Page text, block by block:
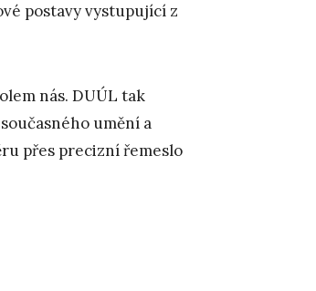
postavy vystupující z
nás. DUÚL tak
umění a
přes precizní řemeslo